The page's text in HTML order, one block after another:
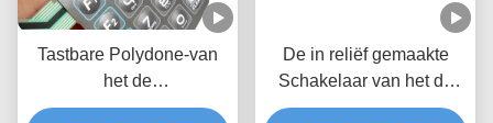
Tastbare Polydone-van
het de
Schakelaartoetsenbord
De in reliëf gemaakte
Schakelaar van het de
Douanemembraan van